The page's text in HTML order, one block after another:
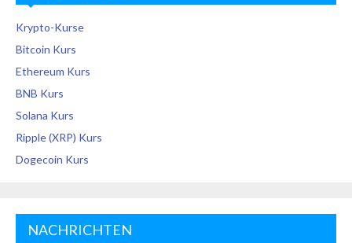
Krypto-Kurse
Bitcoin Kurs
Ethereum Kurs
BNB Kurs
Solana Kurs
Ripple (XRP) Kurs
Dogecoin Kurs
NACHRICHTEN